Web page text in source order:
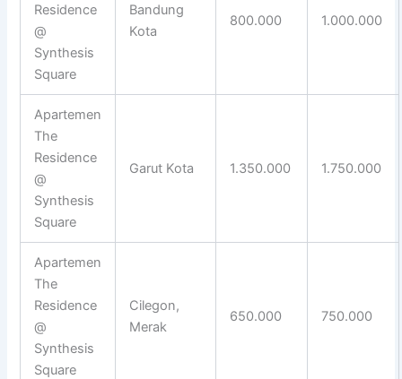
Residence
@
Synthesis
Square
Bandung
Kota
800.000 1.000.000
Apartemen
The
Residence
@
Synthesis
Square
Garut Kota 1.350.000 1.750.000
Apartemen
The
Residence
@
Synthesis
Square
Cilegon,
Merak
650.000 750.000